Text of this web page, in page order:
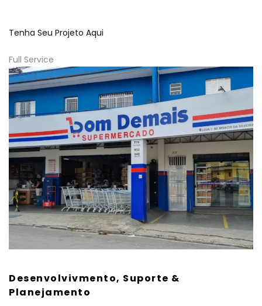
Tenha Seu Projeto Aqui
Full Service
Desenvolvivmento, Suporte &
Planejamento